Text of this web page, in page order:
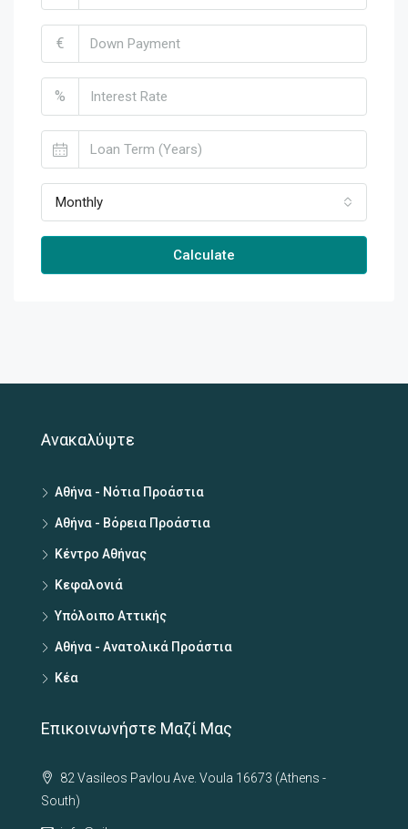
€
%
Monthly
Calculate
Ανακαλύψτε
Αθήνα - Νότια Προάστια
Αθήνα - Βόρεια Προάστια
Κέντρο Αθήνας
Κεφαλονιά
Υπόλοιπο Αττικής
Αθήνα - Ανατολικά Προάστια
Κέα
Επικοινωνήστε Μαζί Μας
82 Vasileos Pavlou Ave. Voula 16673 (Athens -
South)